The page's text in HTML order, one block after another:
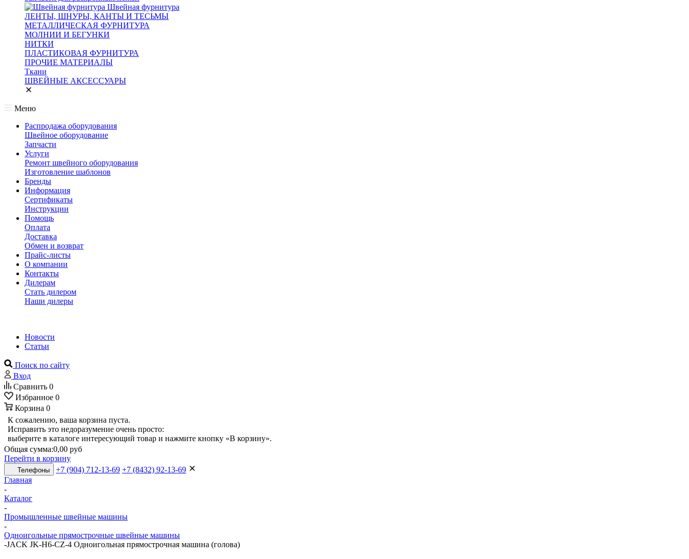
Швейная фурнитура
ЛЕНТЫ, ШНУРЫ, КАНТЫ И ТЕСЬМЫ
МЕТАЛЛИЧЕСКАЯ ФУРНИТУРА
МОЛНИИ И БЕГУНКИ
НИТКИ
ПЛАСТИКОВАЯ ФУРНИТУРА
ПРОЧИЕ МАТЕРИАЛЫ
Ткани
ШВЕЙНЫЕ АКСЕССУАРЫ
Меню
Распродажа оборудования
Швейное оборудование
Запчасти
Услуги
Ремонт швейного оборудования
Изготовление шаблонов
Бренды
Информация
Сертификаты
Инструкции
Помощь
Оплата
Доставка
Обмен и возврат
Прайс-листы
О компании
Контакты
Дилерам
Стать дилером
Наши дилеры
Новости
Статьи
Поиск по сайту
Вход
Сравнить 0
Избранное 0
Корзина 0
К сожалению, ваша корзина пуста.
Исправить это недоразумение очень просто:
выберите в каталоге интересующий товар и нажмите кнопку «В корзину».
Общая сумма:0,00 руб
Перейти в корзину
Телефоны +7 (904) 712-13-69 +7 (8432) 92-13-69
Главная
-
Каталог
-
Промышленные швейные машины
-
Одноигольные прямострочные швейные машины
-JACK JK-H6-CZ-4 Одноигольная прямострочная машина (голова)